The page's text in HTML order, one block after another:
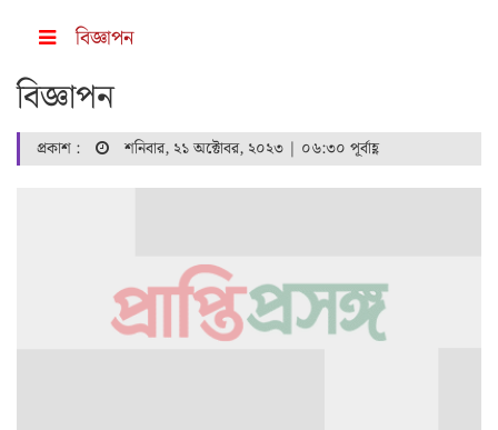
বিজ্ঞাপন
বিজ্ঞাপন
প্রকাশ : শনিবার, ২১ অক্টোবর, ২০২৩ | ০৬:৩০ পূর্বাহ্ণ